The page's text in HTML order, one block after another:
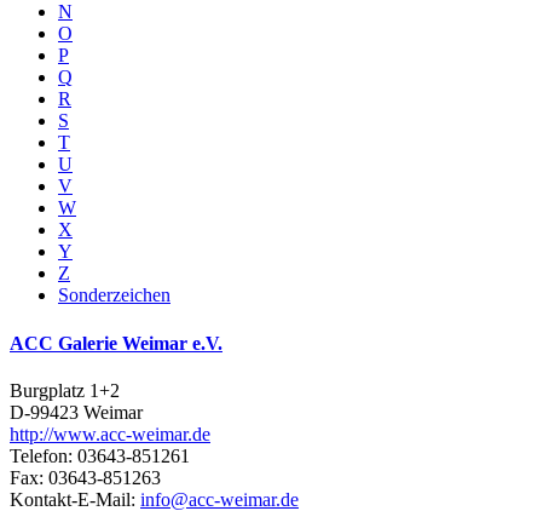
N
O
P
Q
R
S
T
U
V
W
X
Y
Z
Sonderzeichen
ACC Galerie Weimar e.V.
Burgplatz 1+2
D-99423 Weimar
http://www.acc-weimar.de
Telefon: 03643-851261
Fax: 03643-851263
Kontakt-E-Mail: info@acc-weimar.de